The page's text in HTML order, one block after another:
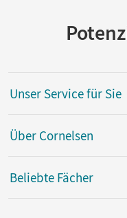
Unser Service für Sie
Über Cornelsen
Beliebte Fächer